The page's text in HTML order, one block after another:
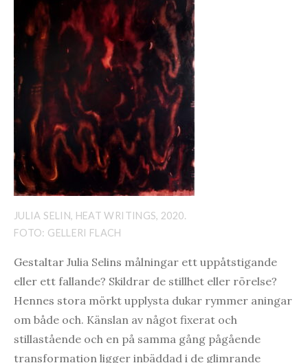
JULIA SELIN, HEAT WRITINGS, 2020.
FOTO: GELLERI FLACH
Gestaltar Julia Selins målningar ett uppåtstigande
eller ett fallande? Skildrar de stillhet eller rörelse?
Hennes stora mörkt upplysta dukar rymmer aningar
om både och. Känslan av något fixerat och
stillastående och en på samma gång pågående
transformation ligger inbäddad i de glimrande